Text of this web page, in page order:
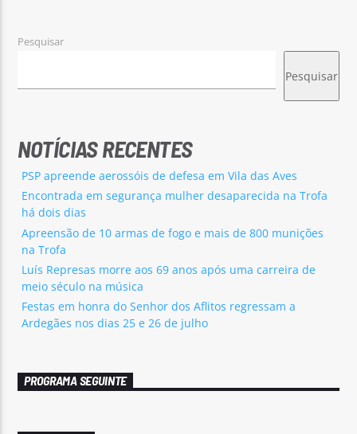
Pesquisar
Pesquisar
NOTÍCIAS RECENTES
PSP apreende aerossóis de defesa em Vila das Aves
Encontrada em segurança mulher desaparecida na Trofa
há dois dias
Apreensão de 10 armas de fogo e mais de 800 munições
na Trofa
Luís Represas morre aos 69 anos após uma carreira de
meio século na música
Festas em honra do Senhor dos Aflitos regressam a
Ardegães nos dias 25 e 26 de julho
PROGRAMA SEGUINTE